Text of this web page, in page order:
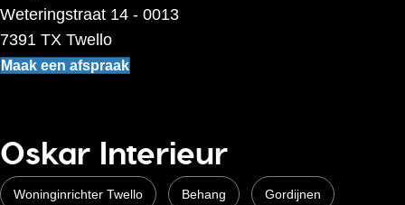
Weteringstraat 14 - 0013
7391 TX Twello
Maak een afspraak
Oskar Interieur
Woninginrichter Twello Behang Gordijnen